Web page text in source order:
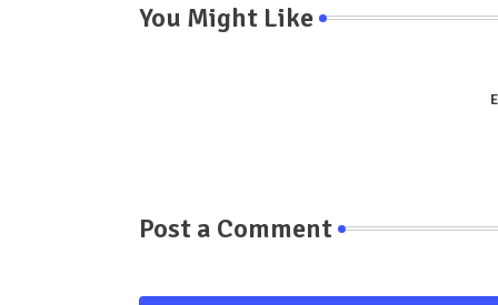
You Might Like
Post a Comment